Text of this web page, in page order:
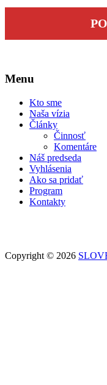
Menu
Kto sme
Naša vízia
Články
Činnosť
Komentáre
Náš predseda
Vyhlásenia
Ako sa pridať
Program
Kontakty
Copyright © 2026